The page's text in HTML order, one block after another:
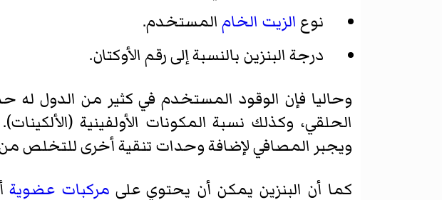
نوع الزيت الخام المستخدم.
درجة البنزين بالنسبة إلى رقم الأوكتان.
وحاليا فإن الوقود المستخدم في كثير من الدول له
الحلقي، وكذلك نسبة المكونات الأولفينية
ويجبر المصافي لإضافة وحدات تنقية أخرى للتخلص
كما أن البنزين يمكن أن يحتوي على مركبات عضوية